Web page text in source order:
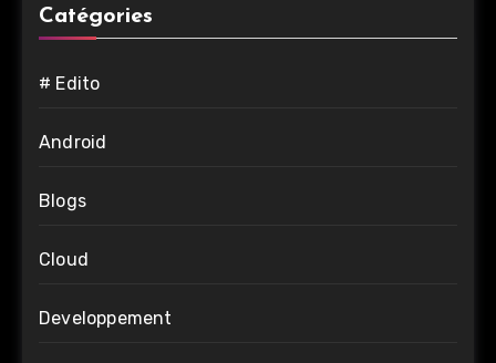
Catégories
# Edito
Android
Blogs
Cloud
Developpement